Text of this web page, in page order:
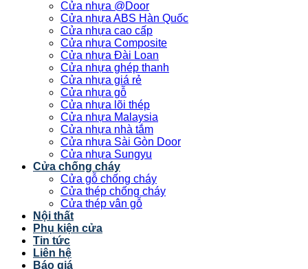
Cửa nhựa @Door
Cửa nhựa ABS Hàn Quốc
Cửa nhựa cao cấp
Cửa nhựa Composite
Cửa nhựa Đài Loan
Cửa nhựa ghép thanh
Cửa nhựa giá rẻ
Cửa nhựa gỗ
Cửa nhựa lõi thép
Cửa nhựa Malaysia
Cửa nhựa nhà tắm
Cửa nhựa Sài Gòn Door
Cửa nhựa Sungyu
Cửa chống cháy
Cửa gỗ chống cháy
Cửa thép chống cháy
Cửa thép vân gỗ
Nội thất
Phụ kiện cửa
Tin tức
Liên hệ
Báo giá